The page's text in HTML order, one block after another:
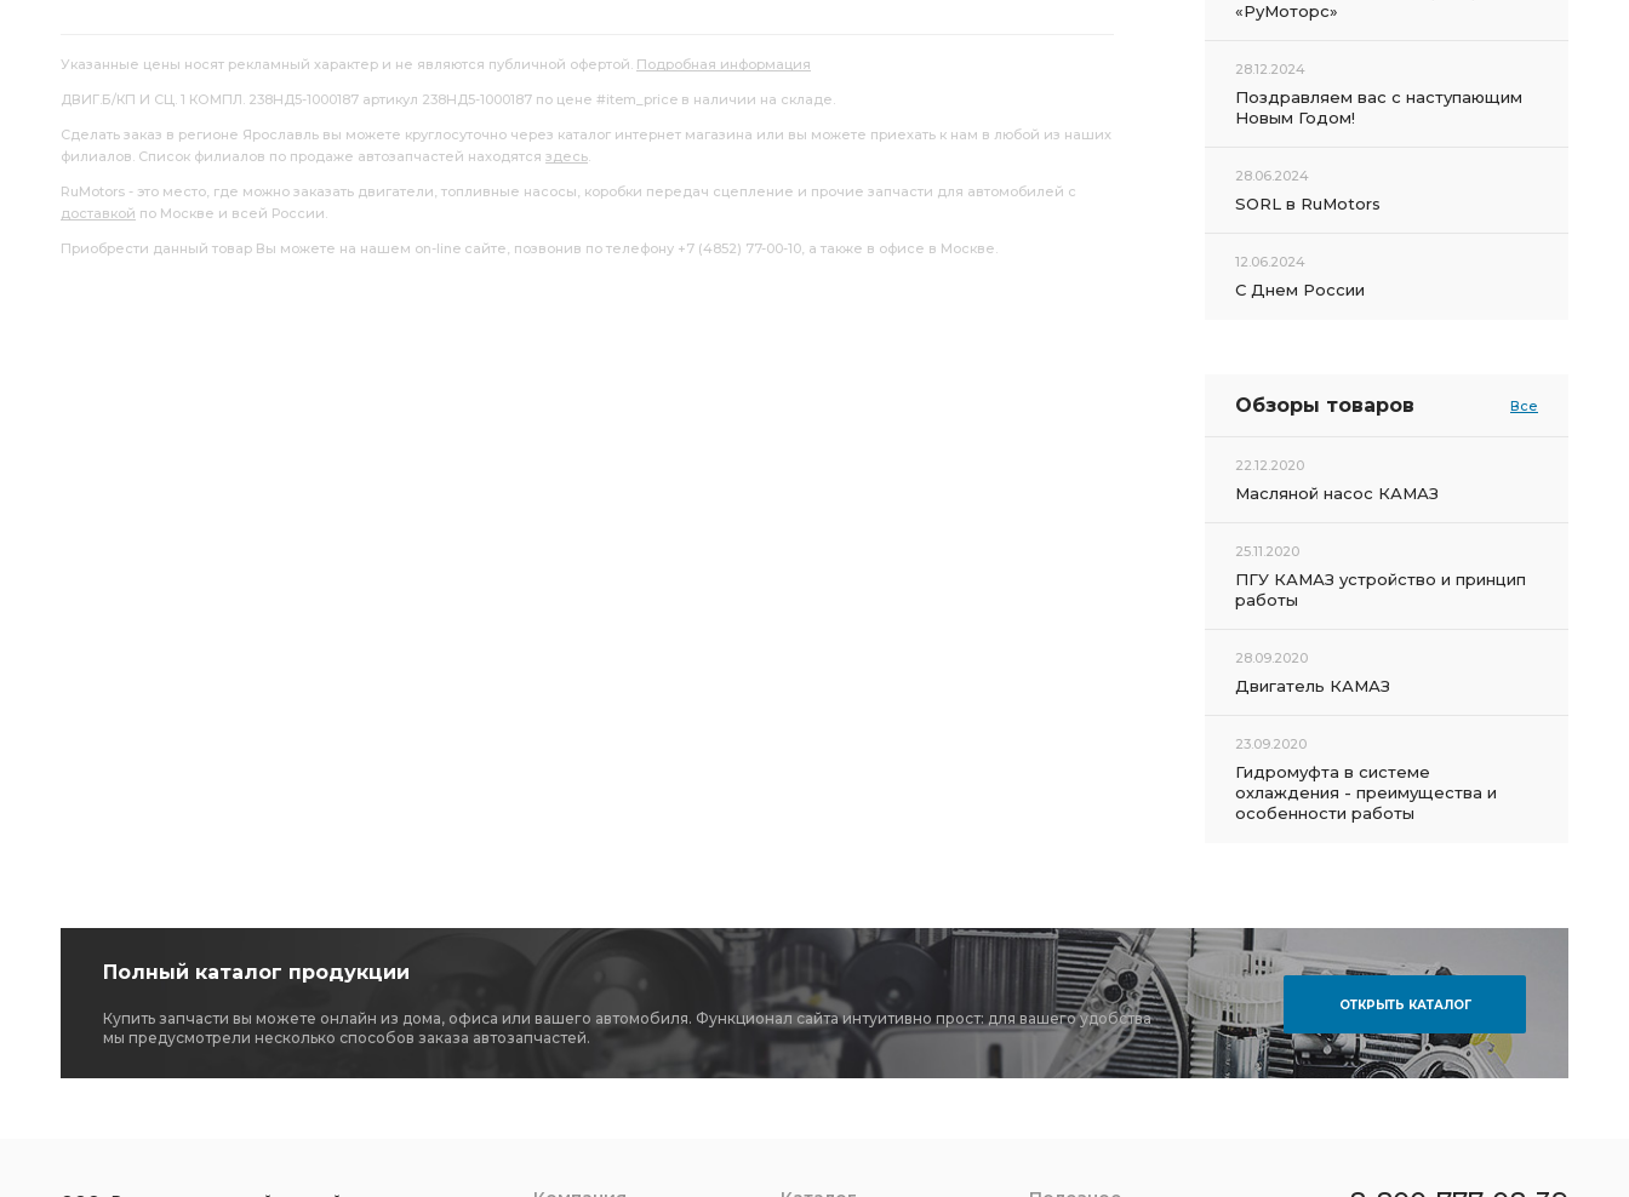
Указанные цены носят рекламный характер и не являются публичной офертой. Подробная информация
ДВИГ.Б/КП И СЦ. 1 КОМПЛ. 238НД5-1000187 артикул 238НД5-1000187 по цене #item_price в наличии на складе.
Сделать заказ в регионе Ярославль вы можете круглосуточно через каталог интернет магазина или вы можете приехать к нам в любой из наших
филиалов. Список филиалов по продаже автозапчастей находятся здесь.
RuMotors - это место, где можно заказать двигатели, топливные насосы, коробки передач сцепление и прочие запчасти для автомобилей с
доставкой по Москве и всей России.
Приобрести данный товар Вы можете на нашем on-line сайте, позвонив по телефону +7 (4852) 77-00-10, а также в офисе в Москве.
«РуМоторс»
28.12.2024
Поздравляем вас с наступающим
Новым Годом!
28.06.2024
SORL в RuMotors
12.06.2024
С Днем России
Обзоры товаров Все
22.12.2020
Масляной насос КАМАЗ
25.11.2020
ПГУ КАМАЗ устройство и принцип
работы
28.09.2020
Двигатель КАМАЗ
23.09.2020
Гидромуфта в системе
охлаждения - преимущества и
особенности работы
Полный каталог продукции
Купить запчасти вы можете онлайн из дома, офиса или вашего автомобиля. Функционал сайта интуитивно прост: для вашего удобства
мы предусмотрели несколько способов заказа автозапчастей.
ОТКРЫТЬ КАТАЛОГ